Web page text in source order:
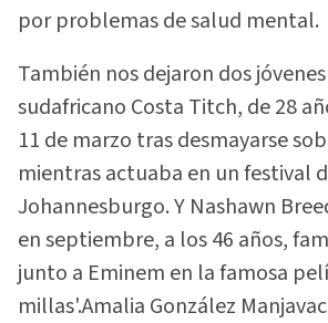
por problemas de salud mental.
También nos dejaron dos
sudafricano Costa Titch, de 28
11 de marzo tras desmayarse
mientras actuaba en un festival
Johannesburgo. Y Nashawn
en septiembre, a los 46 años,
junto a Eminem en la famosa
millas'.Amalia González